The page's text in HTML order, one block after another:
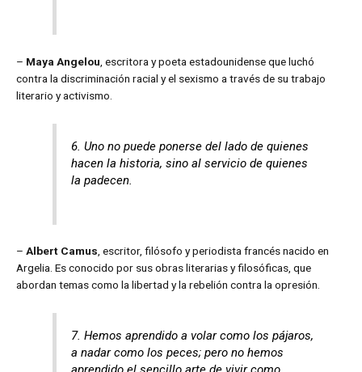
– Maya Angelou , escritora y poeta estadounidense que luchó
contra la discriminación racial y el sexismo a través de su trabajo
literario y activismo.
6. Uno no puede ponerse del lado de quienes
hacen la historia, sino al servicio de quienes
la padecen.
– Albert Camus, escritor, filósofo y periodista francés nacido en
Argelia. Es conocido por sus obras literarias y filosóficas, que
abordan temas como la libertad y la rebelión contra la opresión.
7. Hemos aprendido a volar como los pájaros,
a nadar como los peces; pero no hemos